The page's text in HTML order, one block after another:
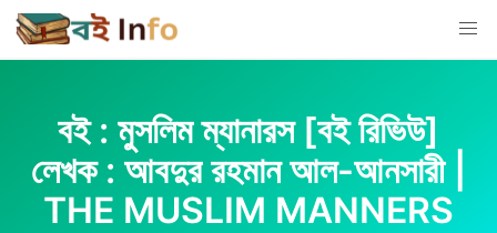
Skip
to
content
বই : মুসলিম ম্যানারস [বই রিভিউ]
লেখক : আবদুর রহমান আল-আনসারী |
THE MUSLIM MANNERS